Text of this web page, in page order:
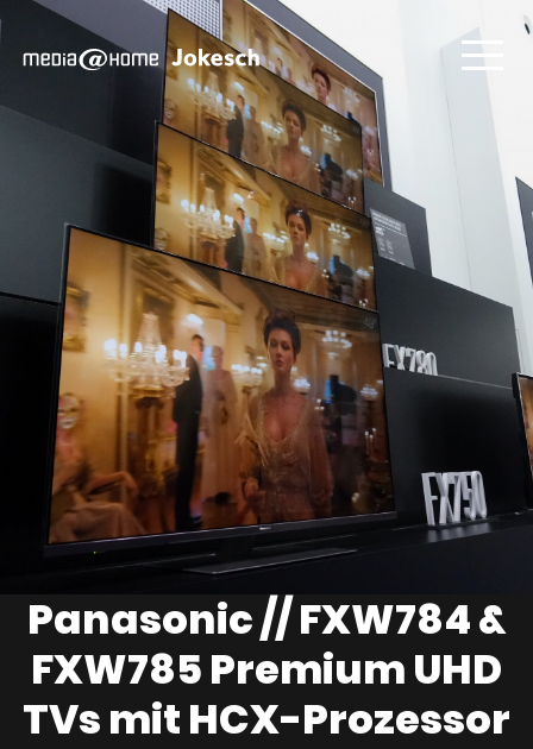
Panasonic // FXW784 &
FXW785 Premium UHD
TVs mit HCX-Prozessor